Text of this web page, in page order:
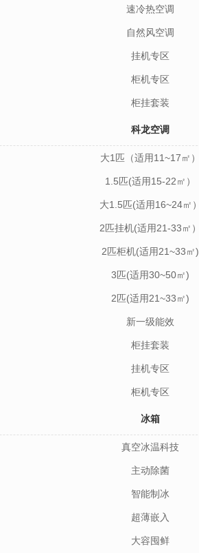
速冷热空调
自然风空调
挂机专区
柜机专区
柜挂套装
科龙空调
大1匹（适用11~17㎡）
1.5匹(适用15-22㎡）
大1.5匹(适用16~24㎡）
2匹挂机(适用21-33㎡）
2匹柜机(适用21~33㎡)
3匹(适用30~50㎡)
2匹(适用21~33㎡)
新一级能效
柜挂套装
挂机专区
柜机专区
冰箱
真空冰温科技
主动除菌
智能制冰
超薄嵌入
大容囤鲜